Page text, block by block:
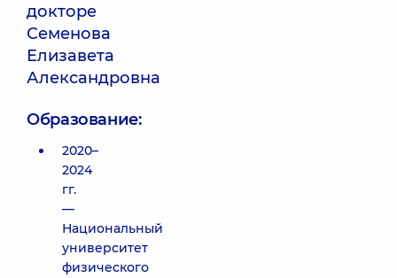
докторе
Семенова
Елизавета
Александровна
Образование:
2020–
2024
гг.
—
Национальный
университет
физического